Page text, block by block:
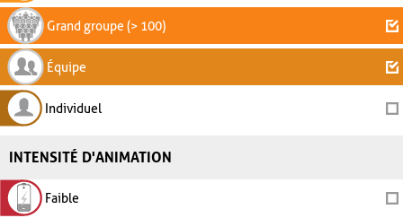
Grand groupe (> 100)
Équipe
Individuel
INTENSITÉ D'ANIMATION
Faible